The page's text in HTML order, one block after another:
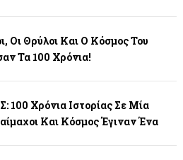
Οι Θρύλοι Και Ο Κόσμος Του
Τα 100 Χρόνια!
100 Χρόνια Ιστορίας Σε Μία
Και Κόσμος Έγιναν Ένα